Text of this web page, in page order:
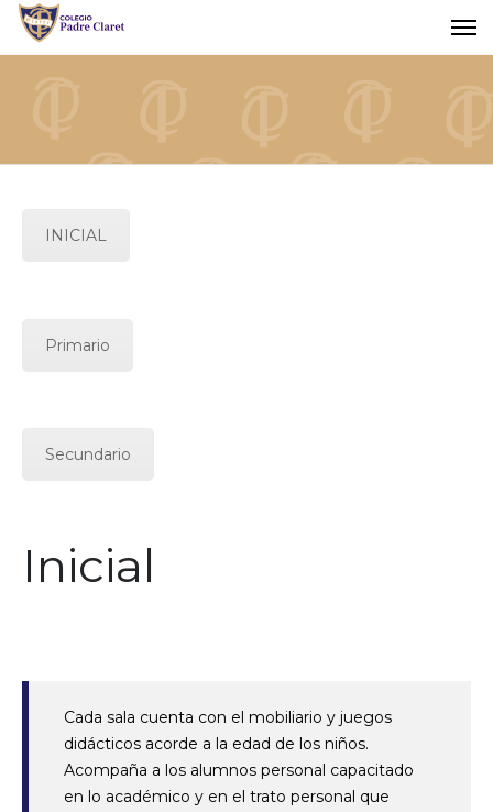
INICIAL
Primario
Secundario
Inicial
Cada sala cuenta con el mobiliario y juegos
didácticos acorde a la edad de los niños.
Acompaña a los alumnos personal capacitado
en lo académico y en el trato personal que